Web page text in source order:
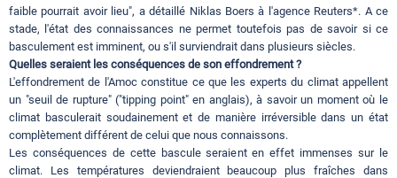
faible pourrait avoir lieu", a détaillé Niklas Boers à l'agence Reuters*. A ce
stade, l'état des connaissances ne permet toutefois pas de savoir si ce
basculement est imminent, ou s'il surviendrait dans plusieurs siècles.
Quelles seraient les conséquences de son effondrement ?
L'effondrement de l'Amoc constitue ce que les experts du climat appellent
un "seuil de rupture" ("tipping point" en anglais), à savoir un moment où le
climat basculerait soudainement et de manière irréversible dans un état
complètement différent de celui que nous connaissons.
Les conséquences de cette bascule seraient en effet immenses sur le
climat. Les températures deviendraient beaucoup plus fraîches dans